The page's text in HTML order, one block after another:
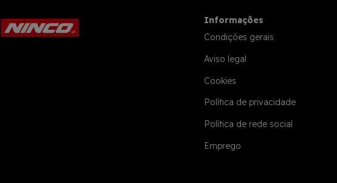
Informações
Condições gerais
Aviso legal
Cookies
Política de privacidade
Política de rede social
Emprego